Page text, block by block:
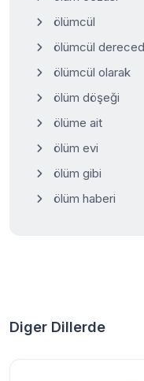
ölümcül
ölümcül
ölümcül olarak
ölüm döşeği
ölüme ait
ölüm evi
ölüm gibi
ölüm haberi
Diger Dillerde